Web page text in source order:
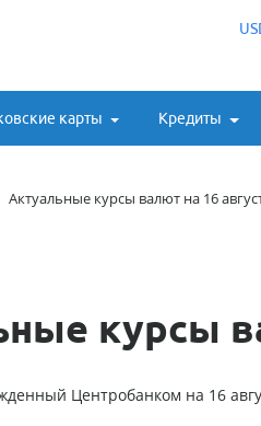
карты Кредиты
Актуальные курсы валют на 16
курсы
Центробанком на 16